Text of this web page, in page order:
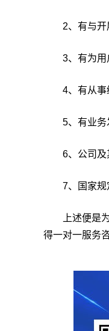
2、有与开展
3、有为用户
4、有从事经
5、有业务发
6、公司及其
7、国家规
上述便是为
得一对一服务